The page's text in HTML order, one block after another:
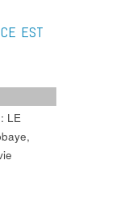
EST
LE